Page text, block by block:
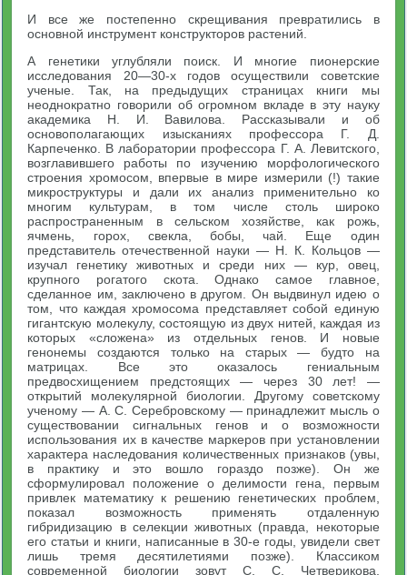
И все же постепенно скрещивания превратились в
основной инструмент конструкторов растений.
А генетики углубляли поиск. И многие пионерские
исследования 20—30-х годов осуществили советские
ученые. Так, на предыдущих страницах книги мы
неоднократно говорили об огромном вкладе в эту науку
академика Н. И. Вавилова. Рассказывали и об
основополагающих изысканиях профессора Г. Д.
Карпеченко. В лаборатории профессора Г. А. Левитского,
возглавившего работы по изучению морфологического
строения хромосом, впервые в мире измерили (!) такие
микроструктуры и дали их анализ применительно ко
многим культурам, в том числе столь широко
распространенным в сельском хозяйстве, как рожь,
ячмень, горох, свекла, бобы, чай. Еще один
представитель отечественной науки — Н. К. Кольцов —
изучал генетику животных и среди них — кур, овец,
крупного рогатого скота. Однако самое главное,
сделанное им, заключено в другом. Он выдвинул идею о
том, что каждая хромосома представляет собой единую
гигантскую молекулу, состоящую из двух нитей, каждая из
которых «сложена» из отдельных генов. И новые
генонемы создаются только на старых — будто на
матрицах. Все это оказалось гениальным
предвосхищением предстоящих — через 30 лет! —
открытий молекулярной биологии. Другому советскому
ученому — А. С. Серебровскому — принадлежит мысль о
существовании сигнальных генов и о возможности
использования их в качестве маркеров при установлении
характера наследования количественных признаков (увы,
в практику и это вошло гораздо позже). Он же
сформулировал положение о делимости гена, первым
привлек математику к решению генетических проблем,
показал возможность применять отдаленную
гибридизацию в селекции животных (правда, некоторые
его статьи и книги, написанные в 30-е годы, увидели свет
лишь тремя десятилетиями позже). Классиком
современной биологии зовут С. С. Четверикова,